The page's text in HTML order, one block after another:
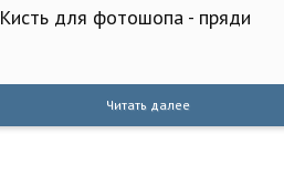
Кисть для фотошопа - пряди
Читать далее